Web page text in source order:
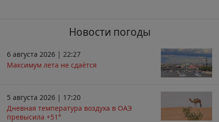
Новости погоды
6 августа 2026 | 22:27
Максимум лета не сдаётся
5 августа 2026 | 17:20
Дневная температура воздуха в ОАЭ
превысила +51°